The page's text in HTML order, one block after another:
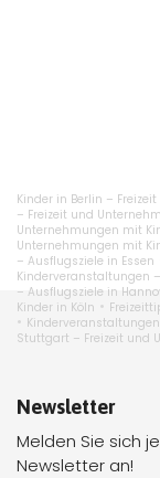
Kinder in Berlin –
– Freizeit und
Unternehmungen mit
Unternehmungen mit
– Ausflugsziele in Essen
Kinderveranstaltungen
– Ausflugsziele in
Kinder in Köln •
•
Stuttgart – Freizeit und
Newsletter
Melden Sie sich
Newsletter an!